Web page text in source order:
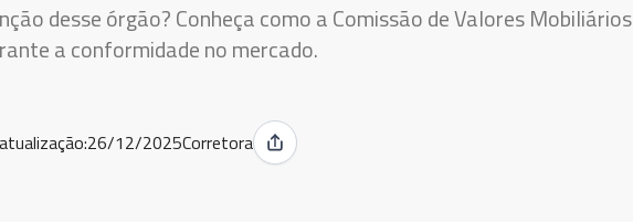
desse órgão? Conheça como a Comissão de Valores Mobiliários
a conformidade no mercado.
26/12/2025Corretora